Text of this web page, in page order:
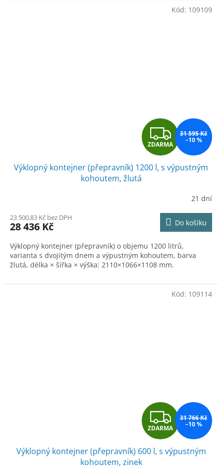
Z
D
A
M
A
ZDARMA
31 595 Kč
–10 %
Výklopný kontejner (přepravník) 1200 l, s výpustným
kohoutem, žlutá
21 dní
23 500,83 Kč bez DPH
28 436 Kč Do košíku
Výklopný kontejner (přepravník) o objemu 1200 litrů,
varianta s dvojitým dnem a výpustným kohoutem, barva
žlutá, délka × šířka × výška: 2110×1066×1108 mm.
Kód: 109109
Z
D
A
ZDARMA
31 766 Kč
–10 %
Výklopný kontejner (přepravník) 600 l, s výpustným
kohoutem, zinek
Kód: 109114